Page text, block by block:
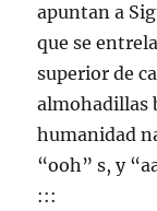
apuntan a
que se
superior de
almohadillas
humanidad
“ooh” s, y
:::